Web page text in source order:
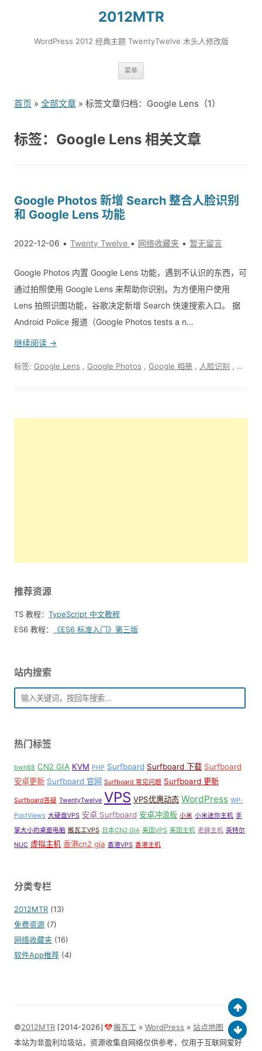
2012MTR
WordPress 2012 经典主题 TwentyTwelve 木头人修改版
菜单
到
首页 » 全部文章 » 标签文章归档：Google Lens（1）
标签：Google Lens 相关文章
Google Photos 新增 Search 整合人脸识别
和 Google Lens 功能
2022-12-06 Twenty Twelve 网络收藏夹 暂无留言
Google Photos 内置 Google Lens 功能，遇到不认识的东西，可
通过拍照使用 Google Lens 来帮助你识别。为方便用户使用
Lens 拍照识图功能，谷歌决定新增 Search 快速搜索入口。 据
Android Police 报道（Google Photos tests a n…
继续阅读 →
标签: Google Lens Google Photos Google 相册 人脸识别 拍照识
推荐资源
TS 教程： TypeScript 中文教程
ES6 教程：
《ES6 标准入门》第三版
站内搜索
热门标签
bwh88 CN2 GIA KVM PHP Surfboard Surfboard 下载 Surfboard
安卓更新 Surfboard 官网 Surfboard 常见问题 Surfboard 更新
Surfboard答疑 TwentyTwelve VPS VPS优惠动态 WordPress WP-
PostViews 大硬盘VPS 安卓 Surfboard 安卓冲浪板 小米 小米迷你主机 手
掌大小的桌面电脑 搬瓦工VPS 日本CN2 GIA 美国VPS 美国主机 老薛主机 英特尔
NUC 虚拟主机 香港cn2 gia 香港VPS 香港主机
分类专栏
2012MTR (13)
免费资源 (7)
网络收藏夹 (16)
软件App推荐 (4)
©2012MTR ⌈2014-2026⌋ 搬瓦工 »WordPress »站点地图
本站为非盈利垃圾站，资源收集自网络仅供参考，仅用于互联网爱好